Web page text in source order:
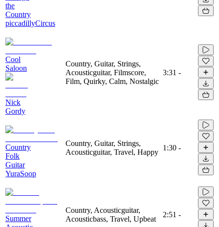
the
Country
piccadillyCircus
Cool
Saloon
Nick
Gordy
Country, Guitar, Strings,
Acousticguitar, Filmscore,
Film, Quirky, Calm, Nostalgic
3:31 -
Country
Folk
Guitar
YuraSoop
Country, Guitar, Strings,
Acousticguitar, Travel, Happy
1:30 -
Summer
Country, Acousticguitar,
Acousticbass, Travel, Upbeat
2:51 -